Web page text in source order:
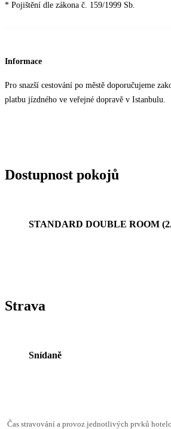
* Pojištění dle zákona č. 159/1999 Sb.
Informace
Pro snazší cestování po městě doporučujeme
platbu jízdného ve veřejné dopravě v Istanbulu.
Dostupnost pokojů
STANDARD DOUBLE ROOM
Strava
Snídaně
Čas stravování a provoz jednotlivých prvků